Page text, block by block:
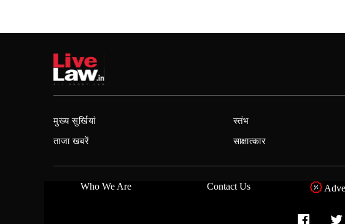
मुख्य सुर्खियां
ताजा खबरें
स्तंभ
साक्षात्कार
Who We Are Contact Us